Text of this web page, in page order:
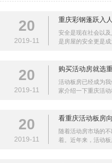
20
2019-11
重庆彩钢蓬跃入
安全是现在社会以
是房屋的安全更是
20
2019-11
购买活动房就选
活动板房已经成为
家介绍一下重庆活
20
2019-11
看重庆活动板房
随着活动房市场的
着。近年来，活动